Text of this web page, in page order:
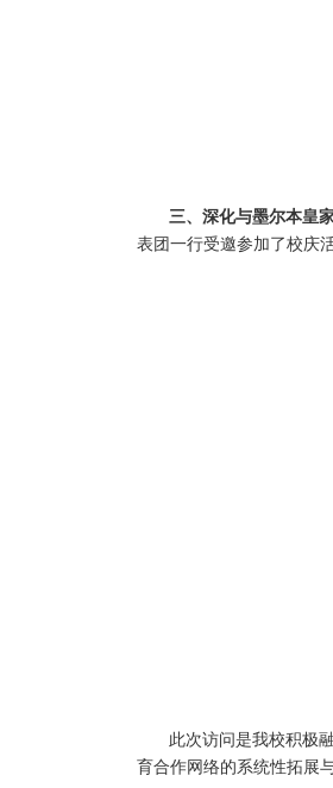
三、深化与墨尔本皇
表团一行受邀参加了校庆
此次访问是我校积极
育合作网络的系统性拓展